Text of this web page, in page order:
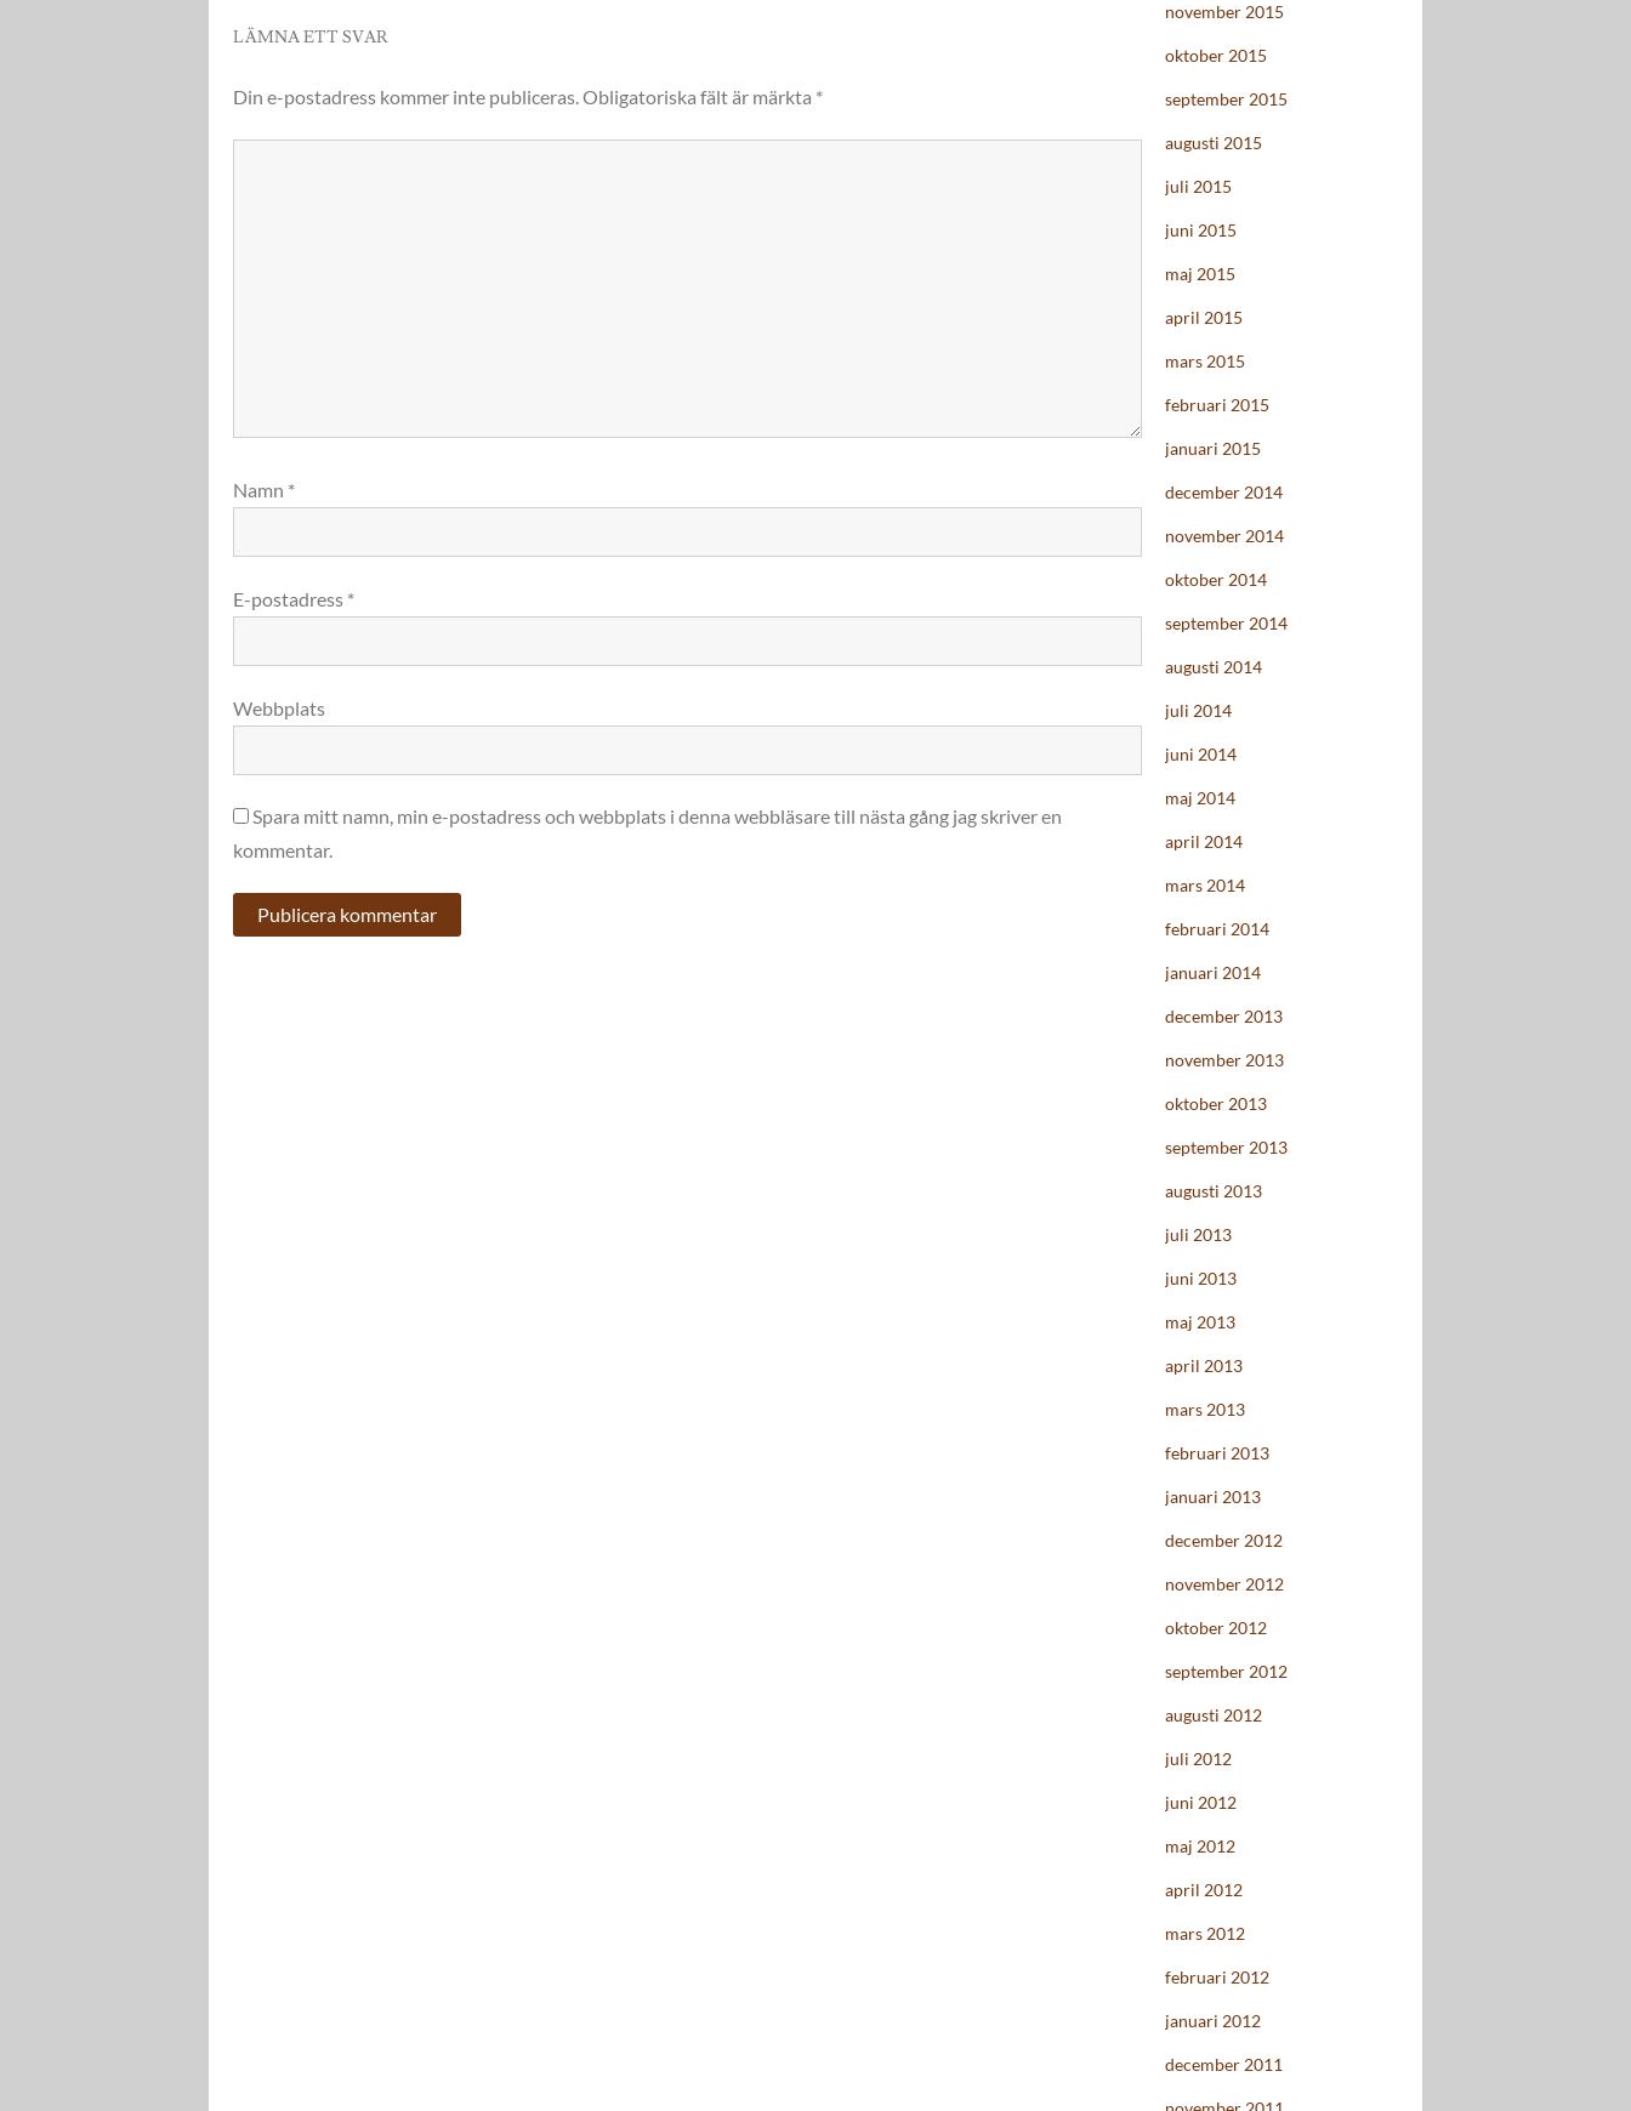
LÄMNA ETT SVAR
Din e-postadress kommer inte publiceras.Obligatoriska fält är märkta *
Namn *
E-postadress *
Webbplats
Spara mitt namn, min e-postadress och webbplats i denna webbläsare till nästa gång jag skriver en
kommentar.
november 2015
oktober 2015
september 2015
augusti 2015
juli 2015
juni 2015
maj 2015
april 2015
mars 2015
februari 2015
januari 2015
december 2014
november 2014
oktober 2014
september 2014
augusti 2014
juli 2014
juni 2014
maj 2014
april 2014
mars 2014
februari 2014
januari 2014
december 2013
november 2013
oktober 2013
september 2013
augusti 2013
juli 2013
juni 2013
maj 2013
april 2013
mars 2013
februari 2013
januari 2013
december 2012
november 2012
oktober 2012
september 2012
augusti 2012
juli 2012
juni 2012
maj 2012
april 2012
mars 2012
februari 2012
januari 2012
december 2011